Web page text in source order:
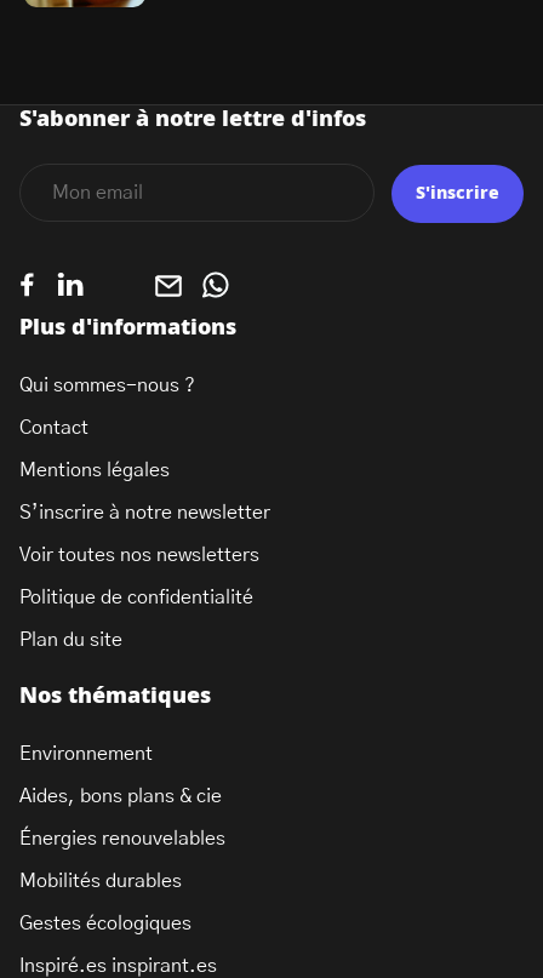
Nos thématiques
Environnement
Aides, bons plans & cie
Énergies renouvelables
Mobilités durables
Gestes écologiques
Inspiré.es inspirant.es
Plus d'informations
Qui sommes-nous ?
Contact
Mentions légales
S’inscrire à notre newsletter
Voir toutes nos newsletters
Politique de confidentialité
Plan du site
S'abonner à notre lettre d'infos
S'inscrire